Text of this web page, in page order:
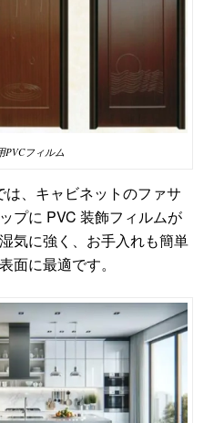
PVCフィルム
は、キャビネットのファサ
プに PVC 装飾フィルムが
気に強く、お手入れも簡単
面に最適です。